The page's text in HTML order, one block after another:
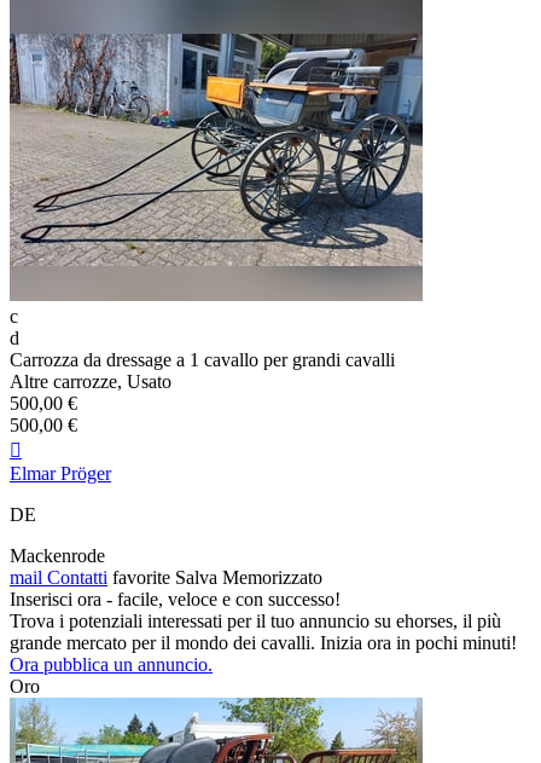
c
d
Carrozza da dressage a 1 cavallo per grandi cavalli
Altre carrozze, Usato
500,00 €
500,00 €

Elmar Pröger
DE
Mackenrode
mail Contatti favorite Salva Memorizzato
Inserisci ora - facile, veloce e con successo!
Trova i potenziali interessati per il tuo annuncio su ehorses, il più
grande mercato per il mondo dei cavalli. Inizia ora in pochi minuti!
Ora pubblica un annuncio.
Oro